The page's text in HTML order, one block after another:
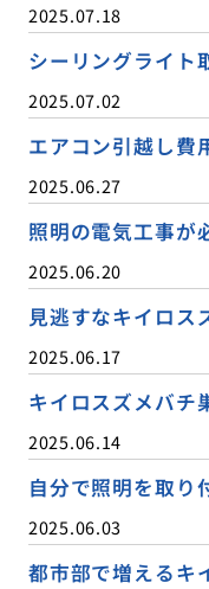
2025.07.18
シーリングライト
2025.07.02
エアコン引越し費
2025.06.27
照明の電気工事が
2025.06.20
見逃すなキイロス
2025.06.17
キイロスズメバチ
2025.06.14
自分で照明を取り
2025.06.03
都市部で増えるキ